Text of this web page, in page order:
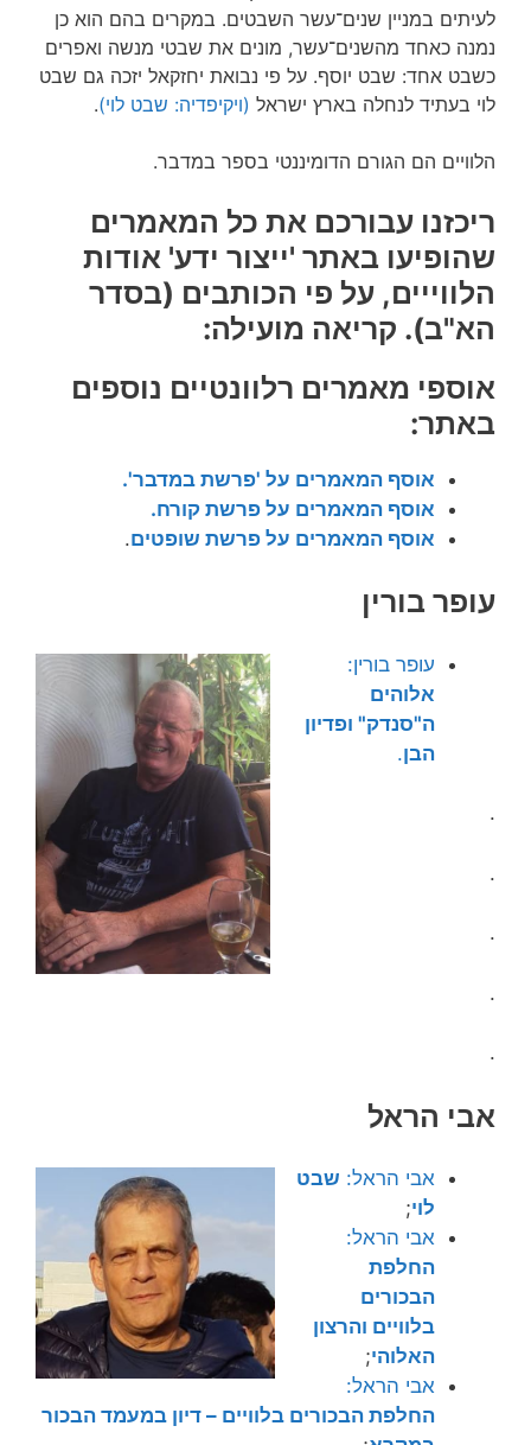
לעיתים במניין שנים־עשר השבטים. במקרים בהם הוא כן
נמנה כאחד מהשנים־עשר, מונים את שבטי מנשה ואפרים
כשבט אחד: שבט יוסף. על פי נבואת יחזקאל יזכה גם שבט
לוי בעתיד לנחלה בארץ ישראל (ויקיפדיה: שבט לוי).
הלוויים הם הגורם הדומיננטי בספר במדבר.
ריכזנו עבורכם את כל המאמרים
שהופיעו באתר 'ייצור ידע' אודות
הלווייים, על פי הכותבים (בסדר
הא"ב). קריאה מועילה:
אוספי מאמרים רלוונטיים נוספים
באתר:
אוסף המאמרים על 'פרשת במדבר'.
אוסף המאמרים על פרשת קורח.
אוסף המאמרים על פרשת שופטים.
עופר בורין
עופר בורין:
אלוהים
ה"סנדק" ופדיון
הבן.
.
.
.
.
.
אבי הראל
אבי הראל: שבט
לוי;
אבי הראל:
החלפת
הבכורים
בלוויים והרצון
האלוהי;
אבי הראל:
החלפת הבכורים בלוויים – דיון במעמד הבכור